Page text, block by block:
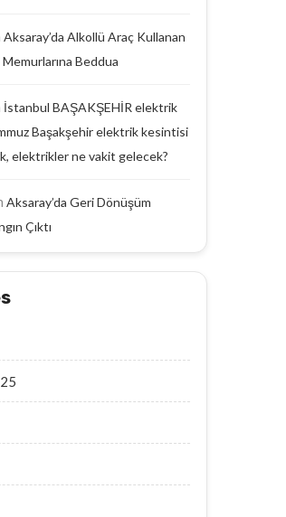
Dönüşüm
2025
Aksaray’da Alkollü Araç Kullanan
Beddua
İstanbul BAŞAKŞEHİR elektrik
Başakşehir elektrik kesintisi
elektrikler ne vakit gelecek?
Aksaray’da Geri Dönüşüm
Çıktı